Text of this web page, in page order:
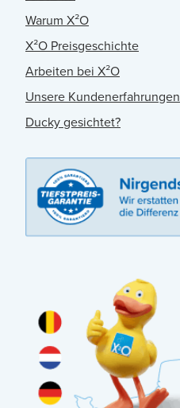
Warum X²O
X²O Preisgeschichte
Arbeiten bei X²O
Unsere Kundenerfahrungen
Ducky gesichtet?